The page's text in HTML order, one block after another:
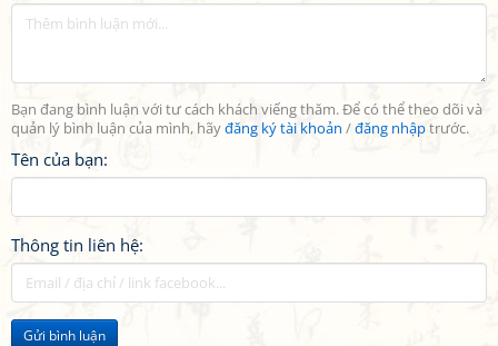
Bạn đang bình luận với tư cách khách viếng thăm. Để có thể theo dõi và
quản lý bình luận của mình, hãyđăng ký tài khoản /đăng nhậptrước.
Tên của bạn:
Thông tin liên hệ:
Gửi bình luận